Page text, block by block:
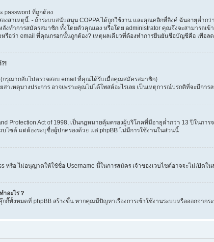
password ที่ถูกต้อง.
งสาเหตุนี้. - ถ้าระบบสนับสนุน COPPA ได้ถูกใช้งาน และคุณคลิกที่ลิงค์ ฉันอายุ
ทำการสมัครสมาชิก ทั้งโดยตัวคุณเอง หรือโดย administrator คุณจึงจะสามาร
อว่า email ที่คุณกรอกนั้นถูกต้อง? เหตุผลเดียวที่ต้องทำการยืนยันชื่อบัญชีคือ เพื่อ
?!
กรุณากลับไปตรวจสอบ email ที่คุณได้รับเมื่อคุณสมัครสมาชิก)
เหตุบางประการ อาจเพราะคุณไม่ได้โพสต์อะไรเลย เป็นเหตุการณ์ปรกติที่จะมีกา
Protection Act of 1998, เป็นกฏหมายคุ้มครองผู้บริโภคที่มีอายุต่ำกว่า 13 ปีใน
ไซต์ แต่ต้องระบุชื่อผู้ปกครองด้วย แต่ phpBB ไม่มีการใช้งานในส่วนนี้
หรือ ไม่อนุญาตให้ใช้ชื่อ Username นี้ในการสมัคร เจ้าของเวบไซต์อาจจะไม่เปิ
อะไร ?
กี๊ทั้งหมดที่ phpBB สร้างขึ้น หากคุณมีปัญหาเรื่องการเข้าใช้งานระบบหรือออกจากร